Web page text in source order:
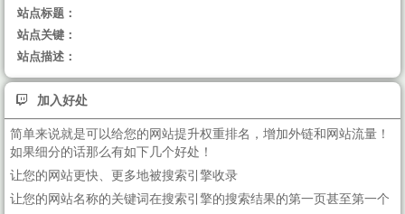
站点标题：
站点关键：
站点描述：
加入好处
简单来说就是可以给您的网站提升权重排名，增加外链和网站流量！
如果细分的话那么有如下几个好处！
让您的网站更快、更多地被搜索引擎收录
让您的网站名称的关键词在搜索引擎的搜索结果的第一页甚至第一个